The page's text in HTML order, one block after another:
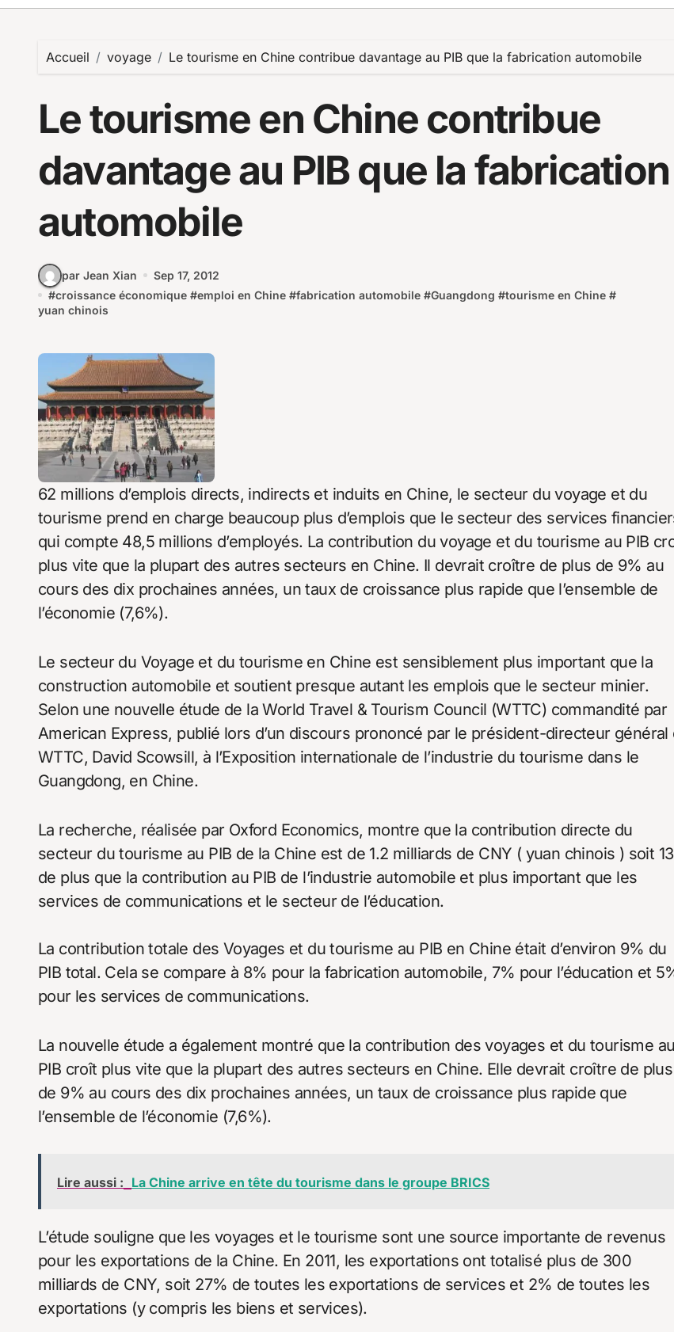
Accueil voyage Le tourisme en Chine contribue davantage au PIB que la fabrication automobile
Le tourisme en Chine contribue
davantage au PIB que la fabrication
automobile
par Jean Xian
Sep 17, 2012
#croissance économique #emploi en Chine #fabrication automobile #Guangdong #tourisme en Chine #
yuan chinois
62 millions d’emplois directs, indirects et induits en Chine, le secteur du voyage et du
tourisme prend en charge beaucoup plus d’emplois que le secteur des services
qui compte 48,5 millions d’employés. La contribution du voyage et du tourisme au PIB
plus vite que la plupart des autres secteurs en Chine. Il devrait croître de plus de 9% au
cours des dix prochaines années, un taux de croissance plus rapide que l’ensemble de
l’économie (7,6%).
Le secteur du Voyage et du tourisme en Chine est sensiblement plus important que la
construction automobile et soutient presque autant les emplois que le secteur minier.
Selon une nouvelle étude de la World Travel & Tourism Council (WTTC) commandité par
American Express, publié lors d’un discours prononcé par le président-directeur général
WTTC, David Scowsill, à l’Exposition internationale de l’industrie du tourisme dans le
Guangdong, en Chine.
La recherche, réalisée par Oxford Economics, montre que la contribution directe du
secteur du tourisme au PIB de la Chine est de 1.2 milliards de CNY ( yuan chinois ) soit
de plus que la contribution au PIB de l’industrie automobile et plus important que les
services de communications et le secteur de l’éducation.
La contribution totale des Voyages et du tourisme au PIB en Chine était d’environ 9% du
PIB total. Cela se compare à 8% pour la fabrication automobile, 7% pour l’éducation et
pour les services de communications.
La nouvelle étude a également montré que la contribution des voyages et du tourisme au
PIB croît plus vite que la plupart des autres secteurs en Chine. Elle devrait croître de plus
de 9% au cours des dix prochaines années, un taux de croissance plus rapide que
l’ensemble de l’économie (7,6%).
Lire aussi : La Chine arrive en tête du tourisme dans le groupe BRICS
L’étude souligne que les voyages et le tourisme sont une source importante de revenus
pour les exportations de la Chine. En 2011, les exportations ont totalisé plus de 300
milliards de CNY, soit 27% de toutes les exportations de services et 2% de toutes les
exportations (y compris les biens et services).